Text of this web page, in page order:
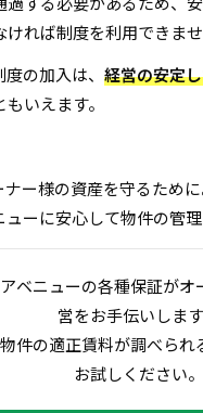
れば制度を利用できませ
度の加入は、経営の安定
もいえます。
ー様の資産を守るために
ューに安心して物件の管
ベニューの各種保証が
営をお手伝いします
件の適正賃料が調べられ
お試しください。